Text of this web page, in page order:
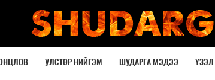
УЛСТӨР НИЙГЭМ ШУДАРГА МЭДЭЭ